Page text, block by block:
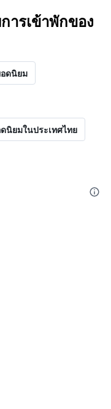
ารเข้าพักของ
อดนิยม
นิยมในประเทศไทย